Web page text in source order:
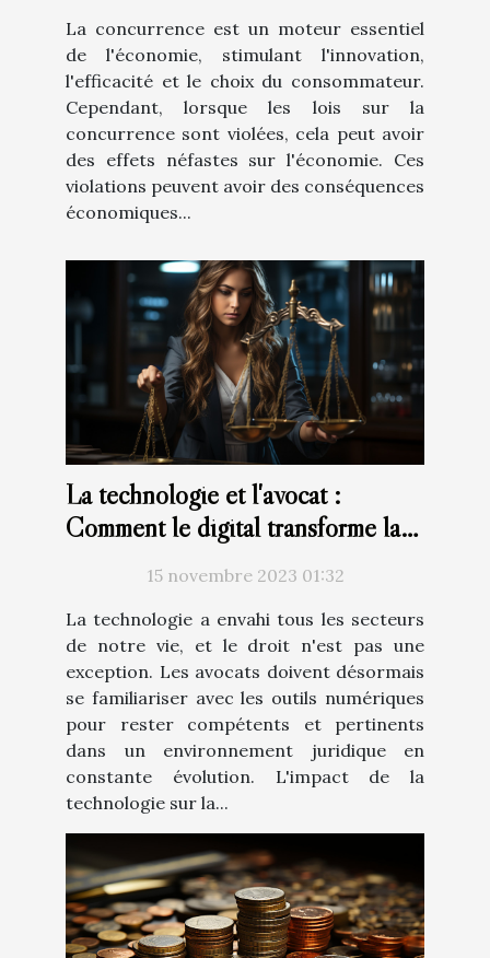
La concurrence est un moteur essentiel
de l'économie, stimulant l'innovation,
l'efficacité et le choix du consommateur.
Cependant, lorsque les lois sur la
concurrence sont violées, cela peut avoir
des effets néfastes sur l'économie. Ces
violations peuvent avoir des conséquences
économiques...
La technologie et l'avocat :
Comment le digital transforme la
profession juridique
15 novembre 2023 01:32
La technologie a envahi tous les secteurs
de notre vie, et le droit n'est pas une
exception. Les avocats doivent désormais
se familiariser avec les outils numériques
pour rester compétents et pertinents
dans un environnement juridique en
constante évolution. L'impact de la
technologie sur la...